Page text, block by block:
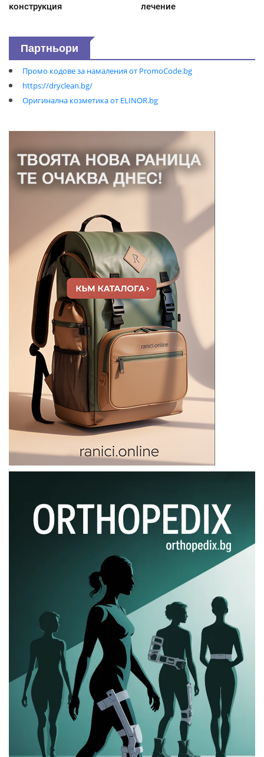
конструкция
лечение
Партньори
Промо кодове за намаления от PromoCode.bg
https://dryclean.bg/
Оригинална козметика от ELINOR.bg